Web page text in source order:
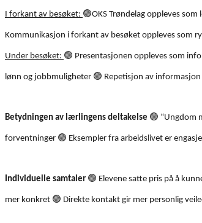
I forkant av besøket: 🟢OKS Trøndelag oppleves
Kommunikasjon i forkant av besøket oppleves som
Under besøket: 🟢 Presentasjonen oppleves som
lønn og jobbmuligheter 🟢 Repetisjon av
Betydningen av lærlingens deltakelse 🟢 “Ungdom
forventninger 🟢 Eksempler fra arbeidslivet er
Individuelle samtaler 🟢 Elevene satte pris på å
mer konkret 🟢 Direkte kontakt gir mer personlig